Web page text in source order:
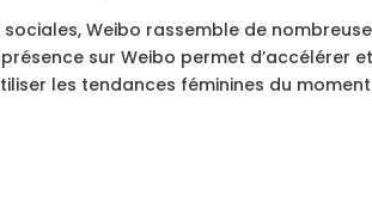
Weibo rassemble de
sur Weibo permet d’accélérer
les tendances féminines du